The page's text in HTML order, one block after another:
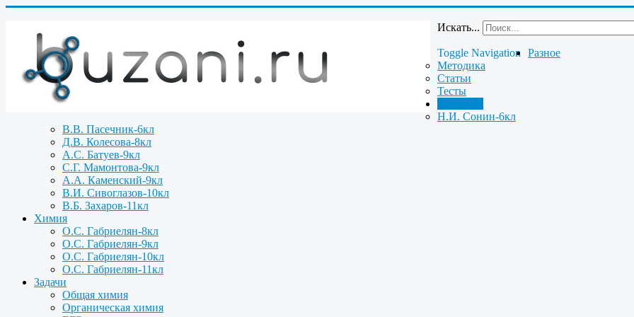
Искать...
Toggle Navigation
Разное
Методика
Статьи
Тесты
Н.И. Сонин-6кл
В.В. Пасечник-6кл
Д.В. Колесова-8кл
А.С. Батуев-9кл
С.Г. Мамонтова-9кл
А.А. Каменский-9кл
В.И. Сивоглазов-10кл
В.Б. Захаров-11кл
Химия
О.С. Габриелян-8кл
О.С. Габриелян-9кл
О.С. Габриелян-10кл
О.С. Габриелян-11кл
Задачи
Общая химия
Органическая химия